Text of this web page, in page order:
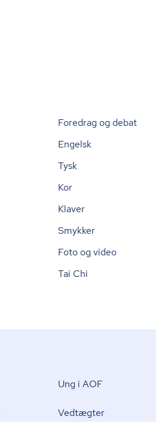
Foredrag og debat
Engelsk
Tysk
Kor
Klaver
Smykker
Foto og video
Tai Chi
Ung i AOF
Vedtægter